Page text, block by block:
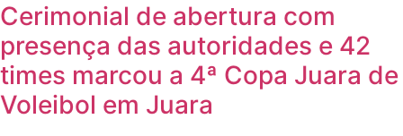
Cerimonial de abertura com
presença das autoridades e 42
times marcou a 4ª Copa Juara de
Voleibol em Juara